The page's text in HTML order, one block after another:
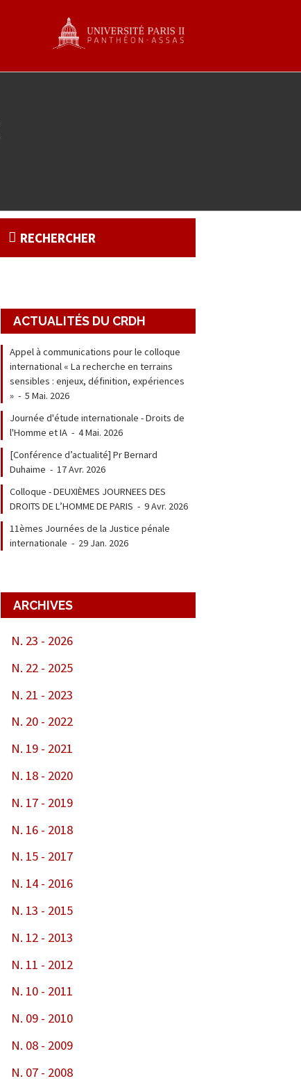
RECHERCHER
ACTUALITÉS DU CRDH
Appel à communications pour le colloque
international « La recherche en terrains
sensibles : enjeux, définition, expériences
» -5 Mai. 2026
Journée d'étude internationale - Droits de
l'Homme et IA -4 Mai. 2026
[Conférence d’actualité] Pr Bernard
Duhaime -17 Avr. 2026
Colloque - DEUXIÈMES JOURNEES DES
DROITS DE L’HOMME DE PARIS -9 Avr. 2026
11èmes Journées de la Justice pénale
internationale - 29 Jan. 2026
ARCHIVES
N. 23 - 2026
N. 22 - 2025
N. 21 - 2023
N. 20 - 2022
N. 19 - 2021
N. 18 - 2020
N. 17 - 2019
N. 16 - 2018
N. 15 - 2017
N. 14 - 2016
N. 13 - 2015
N. 12 - 2013
N. 11 - 2012
N. 10 - 2011
N. 09 - 2010
N. 08 - 2009
N. 07 - 2008